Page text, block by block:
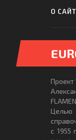
О
Проект
Целью
с 1955